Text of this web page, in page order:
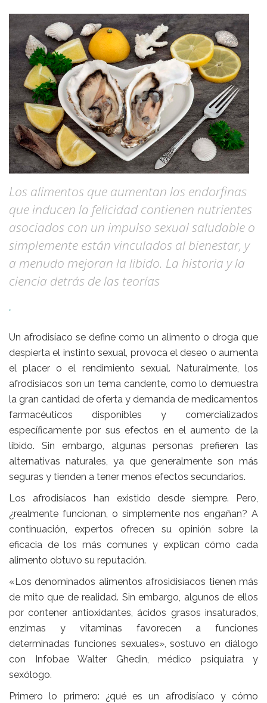
Los alimentos que aumentan las endorfinas
que inducen la felicidad contienen nutrientes
asociados con un impulso sexual saludable o
simplemente están vinculados al bienestar, y
a menudo mejoran la libido. La historia y la
ciencia detrás de las teorías
.
Un afrodisíaco se define como un alimento o droga que
despierta el instinto sexual, provoca el deseo o aumenta
el placer o el rendimiento sexual. Naturalmente, los
afrodisíacos son un tema candente, como lo demuestra
la gran cantidad de oferta y demanda de medicamentos
farmacéuticos disponibles y comercializados
específicamente por sus efectos en el aumento de la
libido. Sin embargo, algunas personas prefieren las
alternativas naturales, ya que generalmente son más
seguras y tienden a tener menos efectos secundarios.
Los afrodisíacos han existido desde siempre. Pero,
¿realmente funcionan, o simplemente nos engañan? A
continuación, expertos ofrecen su opinión sobre la
eficacia de los más comunes y explican cómo cada
alimento obtuvo su reputación.
«Los denominados alimentos afrosidisíacos tienen más
de mito que de realidad. Sin embargo, algunos de ellos
por contener antioxidantes, ácidos grasos insaturados,
enzimas y vitaminas favorecen a funciones
determinadas funciones sexuales», sostuvo en diálogo
con
Infobae Walter Ghedin, médico psiquiatra y
sexólogo.
Primero lo primero: ¿qué es un afrodisíaco y cómo